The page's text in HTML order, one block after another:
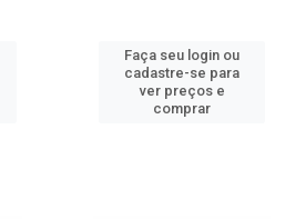
Faça seu login ou
cadastre-se para
ver preços e
comprar